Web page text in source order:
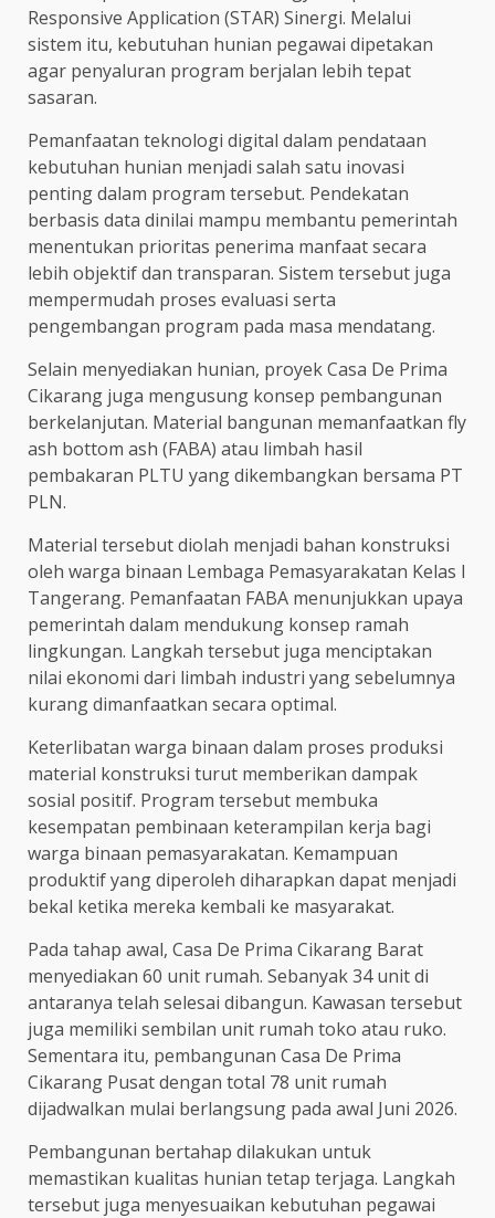
Responsive Application (STAR) Sinergi. Melalui
sistem itu, kebutuhan hunian pegawai dipetakan
agar penyaluran program berjalan lebih tepat
sasaran.
Pemanfaatan teknologi digital dalam pendataan
kebutuhan hunian menjadi salah satu inovasi
penting dalam program tersebut. Pendekatan
berbasis data dinilai mampu membantu pemerintah
menentukan prioritas penerima manfaat secara
lebih objektif dan transparan. Sistem tersebut juga
mempermudah proses evaluasi serta
pengembangan program pada masa mendatang.
Selain menyediakan hunian, proyek Casa De Prima
Cikarang juga mengusung konsep pembangunan
berkelanjutan. Material bangunan memanfaatkan fly
ash bottom ash (FABA) atau limbah hasil
pembakaran PLTU yang dikembangkan bersama PT
PLN.
Material tersebut diolah menjadi bahan konstruksi
oleh warga binaan Lembaga Pemasyarakatan Kelas I
Tangerang. Pemanfaatan FABA menunjukkan upaya
pemerintah dalam mendukung konsep ramah
lingkungan. Langkah tersebut juga menciptakan
nilai ekonomi dari limbah industri yang sebelumnya
kurang dimanfaatkan secara optimal.
Keterlibatan warga binaan dalam proses produksi
material konstruksi turut memberikan dampak
sosial positif. Program tersebut membuka
kesempatan pembinaan keterampilan kerja bagi
warga binaan pemasyarakatan. Kemampuan
produktif yang diperoleh diharapkan dapat menjadi
bekal ketika mereka kembali ke masyarakat.
Pada tahap awal, Casa De Prima Cikarang Barat
menyediakan 60 unit rumah. Sebanyak 34 unit di
antaranya telah selesai dibangun. Kawasan tersebut
juga memiliki sembilan unit rumah toko atau ruko.
Sementara itu, pembangunan Casa De Prima
Cikarang Pusat dengan total 78 unit rumah
dijadwalkan mulai berlangsung pada awal Juni 2026.
Pembangunan bertahap dilakukan untuk
memastikan kualitas hunian tetap terjaga. Langkah
tersebut juga menyesuaikan kebutuhan pegawai